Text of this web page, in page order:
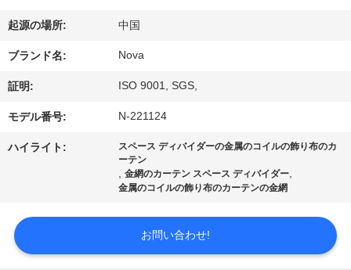
シ
ョ
ー
わ
た
ち
起源の場所: 中国
ブランド名: Nova
証明: ISO 9001, SGS,
モデル番号: N-221124
ハイライト:
スペース ディバイダーの金属のコイルの飾り布のカ
ーテン
,金網のカーテン スペース ディバイダー,
金属のコイルの飾り布のカーテンの金網
お問い合わせ!